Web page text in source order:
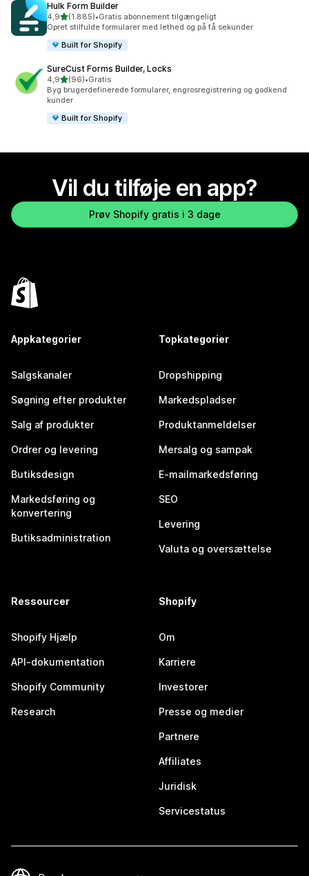
Hulk Form Builder
4,9ud af 5 stjerner
(1.885)
1885 anmeldelser i alt
•Gratis abonnement tilgængeligt
Opret stilfulde formularer med lethed og på få sekunder.
Built for Shopify
SureCust Forms Builder, Locks
4,9ud af 5 stjerner
(96)
96 anmeldelser i alt
•Gratis
Byg brugerdefinerede formularer, engrosregistrering og godkend
kunder
Built for Shopify
Vil du tilføje en app?
Prøv Shopify gratis i 3 dage
Appkategorier
Salgskanaler
Søgning efter produkter
Salg af produkter
Ordrer og levering
Butiksdesign
Markedsføring og
konvertering
Butiksadministration
Topkategorier
Dropshipping
Markedspladser
Produktanmeldelser
Mersalg og sampak
E-mailmarkedsføring
SEO
Levering
Valuta og oversættelse
Ressourcer
Shopify Hjælp
API-dokumentation
Shopify Community
Research
Shopify
Om
Karriere
Investorer
Presse og medier
Partnere
Affiliates
Juridisk
Servicestatus